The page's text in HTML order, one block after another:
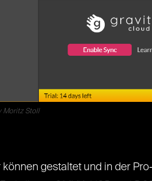
Moritz Stoll
gestaltet und in der